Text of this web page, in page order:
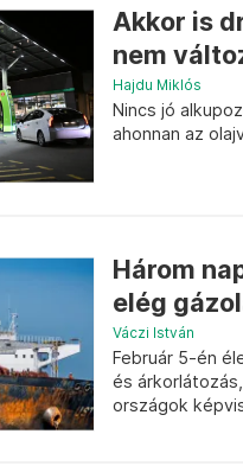
Akkor is
nem
Hajdu Miklós
Nincs jó
ahonnan az
Három
elég
Váczi István
Február 5-én
és
országok